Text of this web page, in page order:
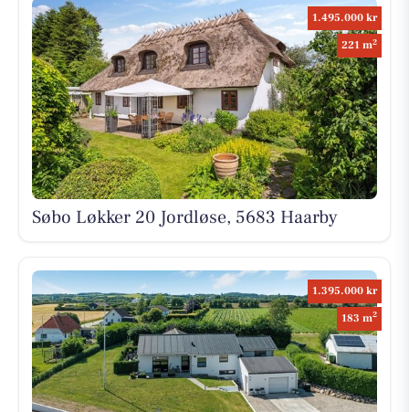
1.495.000 kr
221 m2
Søbo Løkker 20 Jordløse, 5683 Haarby
1.395.000 kr
183 m2